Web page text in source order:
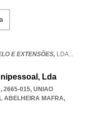
E EXTENSÕES, LDA...
Lda
2665-015, UNIAO
ABELHEIRA MAFRA,